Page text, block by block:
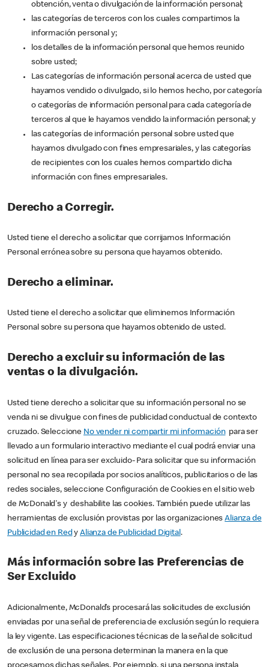
obtención, venta o divulgación de la información personal;
las categorías de terceros con los cuales compartimos la
información personal y;
los detalles de la información personal que hemos reunido
sobre usted;
Las categorías de información personal acerca de usted que
hayamos vendido o divulgado, si lo hemos hecho, por categoría
o categorías de información personal para cada categoría de
terceros al que le hayamos vendido la información personal; y
las categorías de información personal sobre usted que
hayamos divulgado con fines empresariales, y las categorías
de recipientes con los cuales hemos compartido dicha
información con fines empresariales.
Derecho a Corregir.
Usted tiene el derecho a solicitar que corrijamos Información
Personal errónea sobre su persona que hayamos obtenido.
Derecho a eliminar.
Usted tiene el derecho a solicitar que eliminemos Información
Personal sobre su persona que hayamos obtenido de usted.
Derecho a excluir su información de las
ventas o la divulgación.
Usted tiene derecho a solicitar que su información personal no se
venda ni se divulgue con fines de publicidad conductual de contexto
cruzado. Seleccione No vender ni compartir mi informaciónpara ser
llevado a un formulario interactivo mediante el cual podrá enviar una
solicitud en línea para ser excluido- Para solicitar que su información
personal no sea recopilada por socios analíticos, publicitarios o de las
redes sociales, seleccione Configuración de Cookies en el sitio web
de McDonald's y deshabilite las cookies. También puede utilizar las
herramientas de exclusión provistas por las organizacionesAlianza de
Publicidad en Red yAlianza de Publicidad Digital .
Más información sobre las Preferencias de
Ser Excluido
Adicionalmente, McDonald’s procesará las solicitudes de exclusión
enviadas por una señal de preferencia de exclusión según lo requiera
la ley vigente. Las especificaciones técnicas de la señal de solicitud
de exclusión de una persona determinan la manera en la que